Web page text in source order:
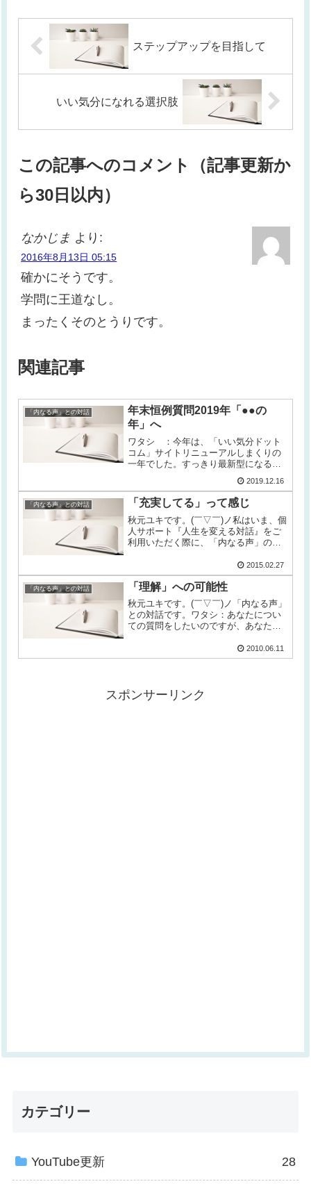
ステップアップを目指して
いい気分になれる選択肢
この記事へのコメント（記事更新か
ら30日以内）
なかじま より:
2016年8月13日 05:15
確かにそうです。
学問に王道なし。
まったくそのとうりです。
関連記事
「内なる声」との対話
年末恒例質問2019年「●●の
年」へ
ワタシ ：今年は、「いい気分ドット
コム」サイトリニューアルしまくりの
一年でした。すっきり最新型になるこ
に進化していきたいですねさてさて、
恒例の年末ブログを更新します。内な
る声 ：それで、どうなったの?ワタ
シ...
2019.12.16
「内なる声」との対話 「充実してる」って感じ
秋元ユキです。(￣▽￣)ノ私はいま、個
人サポート『人生を変える対話』をご
利用いただく際に、「内なる声」の見
キストをつくるという企画を進めよう
としています。「内なる声」との対話
の更新です。ワタシ ：いや～、な...
2015.02.27
「内なる声」との対話 「理解」への可能性
秋元ユキです。(￣▽￣)ノ「内なる声」
との対話です。ワタシ：あなたについ
ての質問をしたいのですが、あなた
いるのでしょうか？内なる声：あなた
がたは、皆、素晴しいよ。ワタシ：素
2010.06.11
スポンサーリンク
カテゴリー
YouTube更新 28